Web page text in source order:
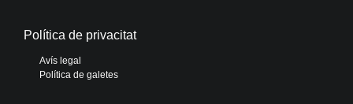
Política de privacitat
Avís legal
Política de galetes